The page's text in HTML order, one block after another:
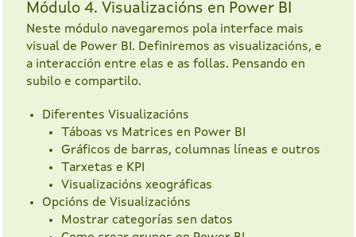
Módulo 4. Visualizacións en Power BI
Neste módulo navegaremos pola interface mais
visual de Power BI. Definiremos as visualizacións, e
a interacción entre elas e as follas. Pensando en
subilo e compartilo.
Diferentes Visualizacións
Táboas vs Matrices en Power BI
Gráficos de barras, columnas líneas e outros
Tarxetas e KPI
Visualizacións xeográficas
Opcións de Visualizacións
Mostrar categorías sen datos